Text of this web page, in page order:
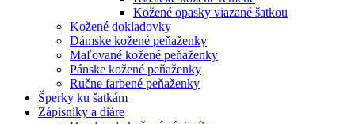
Kožené opasky viazané šatkou
Kožené dokladovky
Dámske kožené peňaženky
Maľované kožené peňaženky
Pánske kožené peňaženky
Ručne farbené peňaženky
Šperky ku šatkám
Zápisníky a diáre